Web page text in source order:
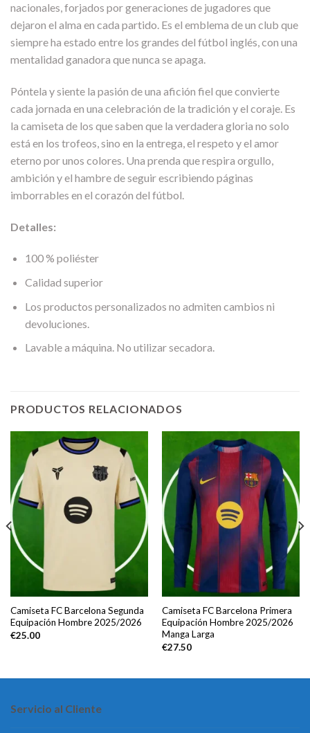
nacionales, forjados por generaciones de jugadores que
dejaron el alma en cada partido. Es el emblema de un club que
siempre ha estado entre los grandes del fútbol inglés, con una
mentalidad ganadora que nunca se apaga.
Póntela y siente la pasión de una afición fiel que convierte
cada jornada en una celebración de la tradición y el coraje. Es
la camiseta de los que saben que la verdadera gloria no solo
está en los trofeos, sino en la entrega, el respeto y el amor
eterno por unos colores. Una prenda que respira orgullo,
ambición y el hambre de seguir escribiendo páginas
imborrables en el corazón del fútbol.
Detalles:
100 % poliéster
Calidad superior
Los productos personalizados no admiten cambios ni
devoluciones.
Lavable a máquina. No utilizar secadora.
PRODUCTOS RELACIONADOS
Camiseta FC Barcelona Segunda
Equipación Hombre 2025/2026
€25.00
Camiseta FC Barcelona Primera
Equipación Hombre 2025/2026
Manga Larga
€27.50
Servicio al Cliente